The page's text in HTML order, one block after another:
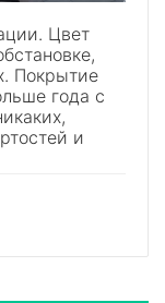
Цвет
Покрытие
года с
и